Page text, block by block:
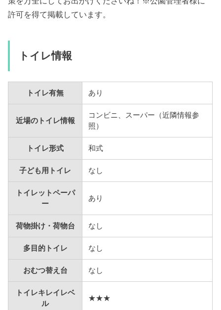
許可を得て掲載しています。
トイレ情報
トイレ有無 あり
近場のトイレ情報
コンビニ、スーパー（近隣情報参
照）
トイレ形式 和式
子ども用トイレ なし
トイレットペーパ
ー
あり
荷物掛け・荷物台 なし
多目的トイレ なし
おむつ替え台 なし
トイレキレイレベ
ル
★★★